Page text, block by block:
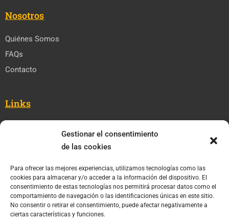
Gestionar el consentimiento
de las cookies
Para ofrecer las mejores experiencias, utilizamos tecnologías como las
cookies para almacenar y/o acceder a la información del dispositivo. El
consentimiento de estas tecnologías nos permitirá procesar datos como el
comportamiento de navegación o las identificaciones únicas en este sitio.
No consentir o retirar el consentimiento, puede afectar negativamente a
ciertas características y funciones.
Nosotros
Quiénes Somos
FAQs
Contacto
Links
Legal
Términos y Condiciones